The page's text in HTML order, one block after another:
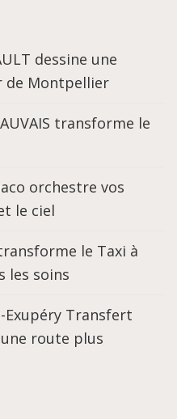
dessine une
de Montpellier
transforme le
orchestre vos
le ciel
transforme le Taxi à
les soins
Exupéry Transfert
route plus